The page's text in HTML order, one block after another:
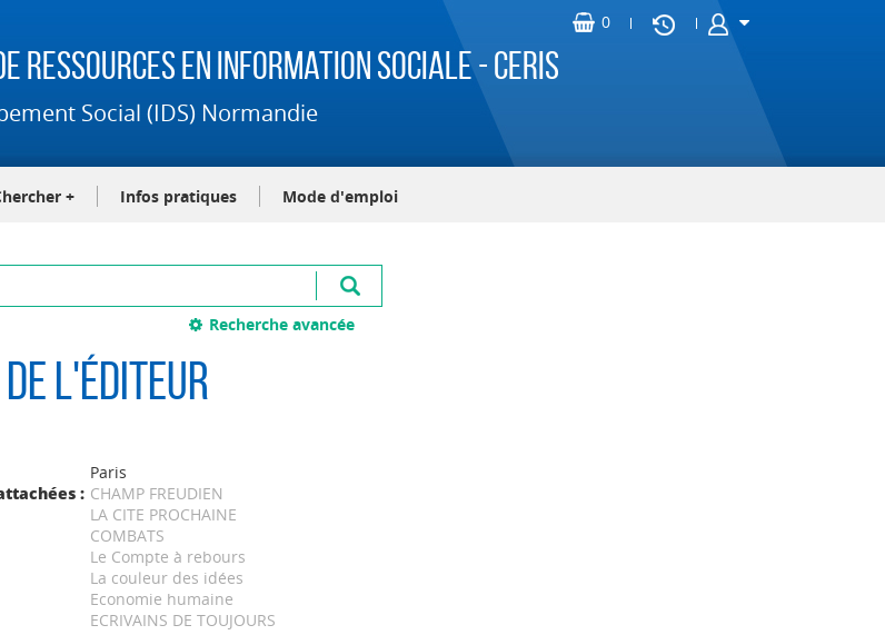
Ressources en Information Sociale - CERIS
Social (IDS) Normandie
+ Infos pratiques Mode d'emploi
Recherche avancée
l'éditeur
Paris
: CHAMP FREUDIEN
LA CITE PROCHAINE
COMBATS
Le Compte à rebours
La couleur des idées
Economie humaine
ECRIVAINS DE TOUJOURS